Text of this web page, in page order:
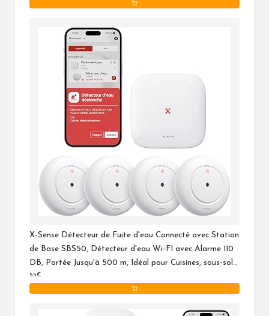
X-Sense Détecteur de Fuite d'eau Connecté avec Station
de Base SBS50, Détecteur d'eau Wi-FI avec Alarme 110
DB, Portée Jusqu'à 500 m, Idéal pour Cuisines, sous-sols,
Salles de Bains, SWS55
55€